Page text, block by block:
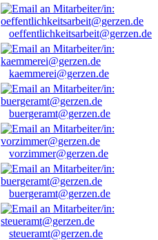
oeffentlichkeitsarbeit@gerzen.de
kaemmerei@gerzen.de
buergeramt@gerzen.de
vorzimmer@gerzen.de
buergeramt@gerzen.de
steueramt@gerzen.de